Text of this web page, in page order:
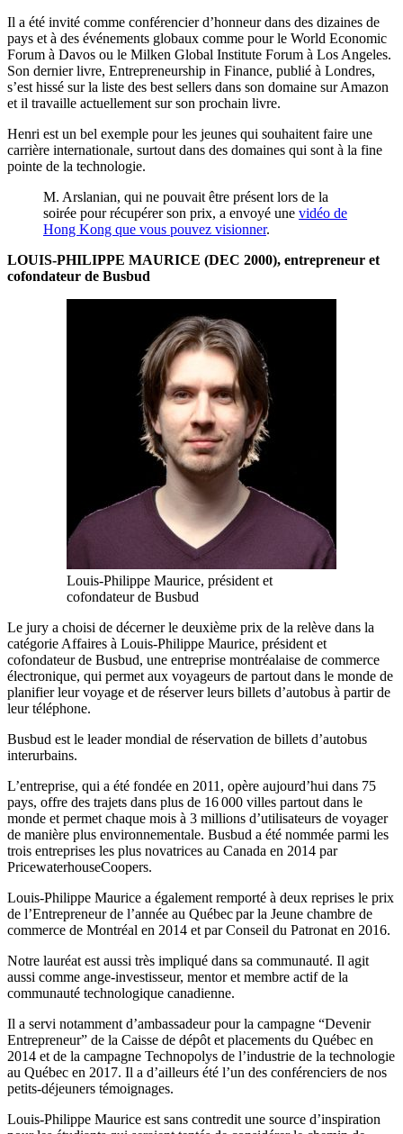
Il a été invité comme conférencier d’honneur dans des dizaines de
pays et à des événements globaux comme pour le World Economic
Forum à Davos ou le Milken Global Institute Forum à Los Angeles.
Son dernier livre, Entrepreneurship in Finance, publié à Londres,
s’est hissé sur la liste des best sellers dans son domaine sur Amazon
et il travaille actuellement sur son prochain livre.
Henri est un bel exemple pour les jeunes qui souhaitent faire une
carrière internationale, surtout dans des domaines qui sont à la fine
pointe de la technologie.
M. Arslanian, qui ne pouvait être présent lors de la
soirée pour récupérer son prix, a envoyé une vidéo de
Hong Kong que vous pouvez visionner.
LOUIS-PHILIPPE MAURICE (DEC 2000), entrepreneur et
cofondateur de Busbud
Louis-Philippe Maurice, président et
cofondateur de Busbud
Le jury a choisi de décerner le deuxième prix de la relève dans la
catégorie Affaires à Louis-Philippe Maurice, président et
cofondateur de Busbud, une entreprise montréalaise de commerce
électronique, qui permet aux voyageurs de partout dans le monde de
planifier leur voyage et de réserver leurs billets d’autobus à partir de
leur téléphone.
Busbud est le leader mondial de réservation de billets d’autobus
interurbains.
L’entreprise, qui a été fondée en 2011, opère aujourd’hui dans 75
pays, offre des trajets dans plus de 16 000 villes partout dans le
monde et permet chaque mois à 3 millions d’utilisateurs de voyager
de manière plus environnementale. Busbud a été nommée parmi les
trois entreprises les plus novatrices au Canada en 2014 par
PricewaterhouseCoopers.
Louis-Philippe Maurice a également remporté à deux reprises le prix
de l’Entrepreneur de l’année au Québec par la Jeune chambre de
commerce de Montréal en 2014 et par Conseil du Patronat en 2016.
Notre lauréat est aussi très impliqué dans sa communauté. Il agit
aussi comme ange-investisseur, mentor et membre actif de la
communauté technologique canadienne.
Il a servi notamment d’ambassadeur pour la campagne “Devenir
Entrepreneur” de la Caisse de dépôt et placements du Québec en
2014 et de la campagne Technopolys de l’industrie de la technologie
au Québec en 2017. Il a d’ailleurs été l’un des conférenciers de nos
petits-déjeuners témoignages.
Louis-Philippe Maurice est sans contredit une source d’inspiration